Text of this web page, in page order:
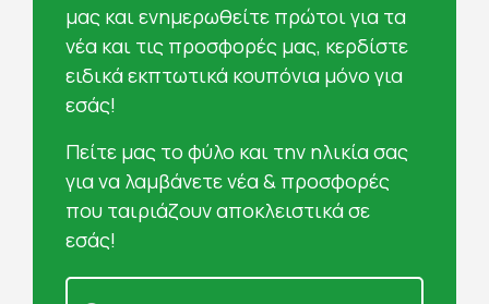
μας και ενημερωθείτε πρώτοι για τα
νέα και τις προσφορές μας, κερδίστε
ειδικά εκπτωτικά κουπόνια μόνο για
εσάς!
Πείτε μας το φύλο και την ηλικία σας
για να λαμβάνετε νέα & προσφορές
που ταιριάζουν αποκλειστικά σε
εσάς!